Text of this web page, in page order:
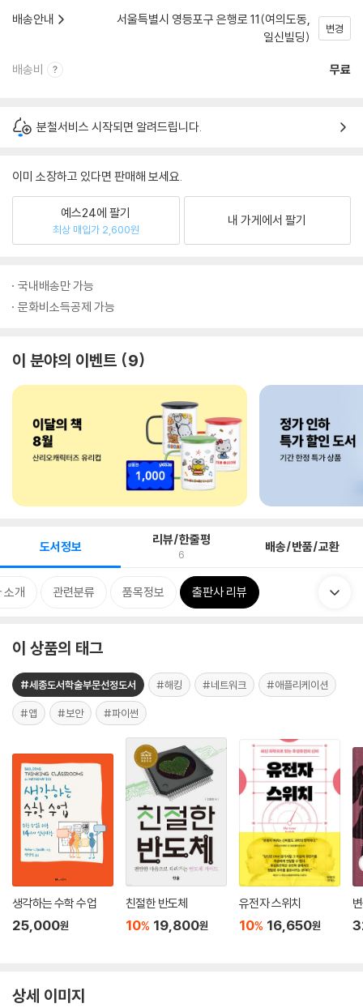
배송안내
서울특별시 영등포구 은행로 11(여의도동,
일신빌딩)
변경
배송비 무료
분철서비스 시작되면 알려드립니다.
이미 소장하고 있다면 판매해 보세요.
예스24에 팔기
최상 매입가 2,600원
내 가게에서 팔기
국내배송만 가능
문화비소득공제 가능
이 분야의 이벤트 9
도서정보 리뷰/한줄평
6 배송/반품/교환
소개 관련분류 품목정보 출판사 리뷰
이 상품의 태그
#세종도서학술부문선정도서 #해킹 #네트워크 #애플리케이션
#앱 #보안 #파이썬
생각하는 수학 수업
25,000원
친절한 반도체
10% 19,800원
유전자 스위치
10% 16,650원
상세 이미지